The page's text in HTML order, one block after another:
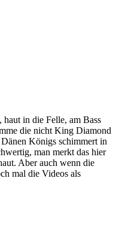
in die Felle, am Bass
die nicht King Diamond
Königs schimmert in
man merkt das hier
Aber auch wenn die
mal die Videos als